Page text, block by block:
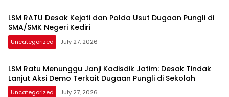
LSM RATU Desak Kejati dan Polda Usut Dugaan Pungli di
SMA/SMK Negeri Kediri
Uncategorized July 27, 2026
LSM Ratu Menunggu Janji Kadisdik Jatim: Desak Tindak
Lanjut Aksi Demo Terkait Dugaan Pungli di Sekolah
Uncategorized July 27, 2026